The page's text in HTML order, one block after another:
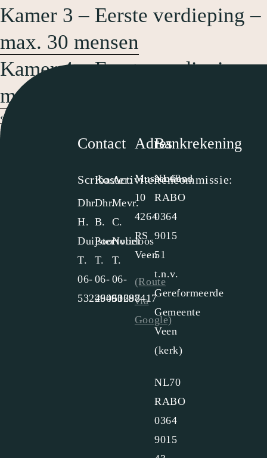
Kamer 3 – Eerste verdieping –
max. 30 mensen
Kamer 4 – Eerste verdieping –
max. 30 mensen
«
kerkenraadsvergadering
Contact
Scriba:
Dhr.
H.
Duijster
T.
06-
53226061
Koster:
Dhr.
B.
Poortvliet
T.
06-
49493288
Activiteitencommissie:
Mevr.
C.
Noorloos
T.
06-
50697417
Adres
Mussentiend
10
4264
RS
Veen
(Route
via
Google)
Bankrekening
NL48
RABO
0364
9015
51
t.n.v.
Gereformeerde
Gemeente
Veen
(kerk)
NL70
RABO
0364
9015